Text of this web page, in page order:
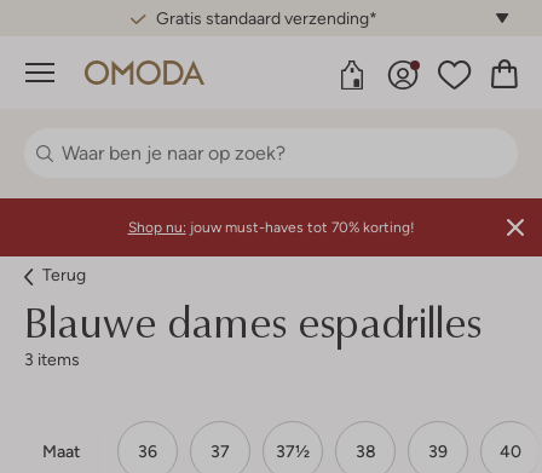
Gratis standaard verzending*
Menu
Shop nu: jouw must-haves tot 70% korting!
Terug
Blauwe dames espadrilles
3 items
Maat 36 37 37½ 38 39 40